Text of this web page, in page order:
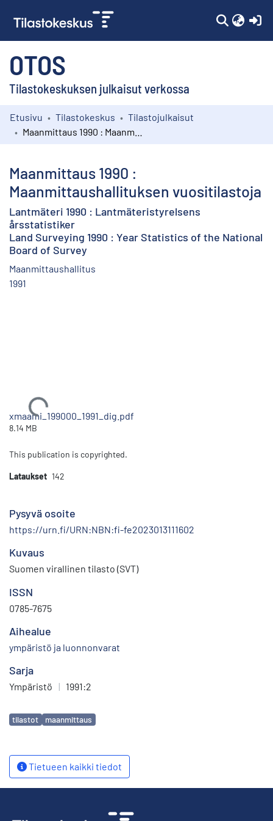
OTOS
Tilastokeskuksen julkaisut verkossa
Kokoelmat
Etusivu Tilastokeskus
Tilastojulkaisut
Maanmittaus 1990 :
Maanmittaushallituksen vuositilastoja
Lantmäteri 1990 : Lantmäteristyrelsens
årsstatistiker
Land Surveying 1990 : Year Statistics of the National
Board of Survey
Maanmittaushallitus
1991
Ladataan...
xmaami_199000_1991_dig.pdf
8.14 MB
This publication is copyrighted.
Lataukset 142
Pysyvä osoite
https://urn.fi/URN:NBN:fi-fe2023013111602
Kuvaus
Suomen virallinen tilasto (SVT)
ISSN
0785-7675
Aihealue
ympäristö ja luonnonvarat
Sarja
Ympäristö | 1991:2
Avainsanat
tilastot maanmittaus
Tietueen kaikki tiedot